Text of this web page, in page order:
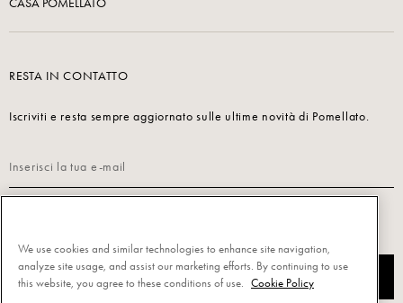
RESTA IN CONTATTO
Iscriviti e resta sempre aggiornato sulle ultime novità di Pomellato.
ISCRIVITI
We use cookies and similar technologies to enhance site navigation,
analyze site usage, and assist our marketing efforts. By continuing to use
this website, you agree to these conditions of use.
Cookie Policy